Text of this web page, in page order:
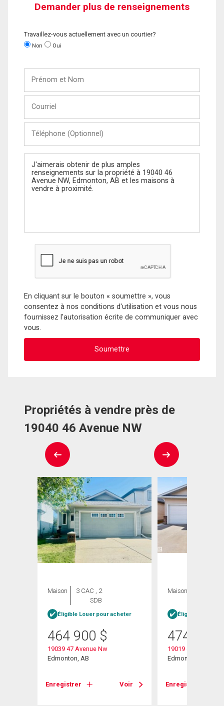
Demander plus de renseignements
Travaillez-vous actuellement avec un courtier?
Non Oui
Nom
(Optionnel)
Message
En cliquant sur le bouton « soumettre », vous
consentez à nos conditions d'utilisation et vous nous
fournissez l'autorisation écrite de communiquer avec
vous.
Propriétés à vendre près de
19040 46 Avenue NW
Maison
3 CAC , 2
SDB
Éligible Louer pour acheter
464 900 $
19039 47 Avenue Nw
Edmonton, AB
Enregistrer Voir
Maison
Éligible Louer
474 900
19019 49 Avenue
Edmonton, AB
Enregistrer